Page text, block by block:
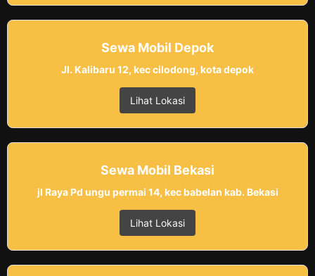
Sewa Mobil Depok
Jl. Kalibaru 12, kec cilodong, kota depok
Lihat Lokasi
Sewa Mobil Bekasi
jl Raya Pd ungu permai 14, kec babelan kab. Bekasi
Lihat Lokasi